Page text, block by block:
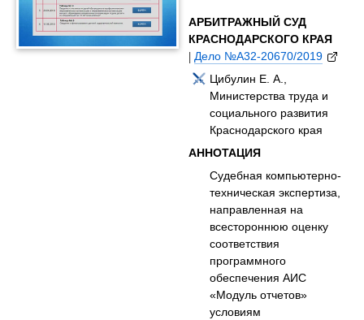
АРБИТРАЖНЫЙ СУД
КРАСНОДАРСКОГО КРАЯ
|Дело №А32-20670/2019
Цибулин Е. А.,
Министерства труда и
социального развития
Краснодарского края
АННОТАЦИЯ
Судебная компьютерно-
техническая экспертиза,
направленная на
всестороннюю оценку
соответствия
программного
обеспечения АИС
«Модуль отчетов»
условиям